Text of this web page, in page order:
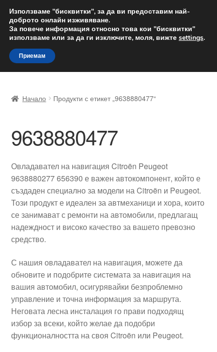
ДОСТАВКА от 12 лв.
Доставка по целия свят
Skip
to
navigation
Skip
to
content
Доставка по целия свят
Жалби
Количка
Контакт
Моята сметка
Плащанията
Политика за поверителност
Правила и условия
Процедура за рекламации
Начало Продукти с етикет „9638880477“
9638880477
Овладавател на навигация Citroën Peugeot
9638880277 656390 е важен автокомпонент, който е
създаден специално за модели на Citroën и Peugeot.
Този продукт е идеален за автмеханици и хора, които
се занимават с ремонти на автомобили, предлагащ
надеждност и високо качество за вашето превозно
средство.
С нашия овладавател на навигация, можете да
обновите и подобрите системата за навигация на
вашия автомобил, осигурявайки безпроблемно
управление и точна информация за маршрута.
Неговата лесна инсталация го прави подходящ
избор за всеки, който желае да подобри
функционалността на своя Citroën или Peugeot.
Използваме "бисквитки", за да ви предоставим най-
доброто онлайн изживяване.
За повече информация относно това кои "бисквитки"
използваме или за да ги изключите, моля, вижте settings.
Приемам